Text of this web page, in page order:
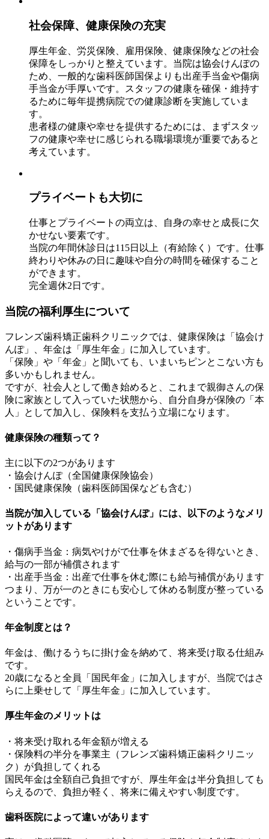
社会保障、健康保険の充実
厚生年金、労災保険、雇用保険、健康保険などの社会
保障をしっかりと整えています。当院は協会けんぽの
ため、一般的な歯科医師国保よりも出産手当金や傷病
手当金が手厚いです。スタッフの健康を確保・維持す
るために毎年提携病院での健康診断を実施していま
す。
患者様の健康や幸せを提供するためには、まずスタッ
フの健康や幸せに感じられる職場環境が重要であると
考えています。
プライベートも大切に
仕事とプライベートの両立は、自身の幸せと成長に欠
かせない要素です。
当院の年間休診日は115日以上（有給除く）です。仕事
終わりや休みの日に趣味や自分の時間を確保すること
ができます。
完全週休2日です。
当院の福利厚生について
フレンズ歯科矯正歯科クリニックでは、健康保険は「協会け
んぽ」、年金は「厚生年金」に加入しています。
「保険」や「年金」と聞いても、いまいちピンとこない方も
多いかもしれません。
ですが、社会人として働き始めると、これまで親御さんの保
険に家族として入っていた状態から、自分自身が保険の「本
人」として加入し、保険料を支払う立場になります。
健康保険の種類って？
主に以下の2つがあります
・協会けんぽ（全国健康保険協会）
・国民健康保険（歯科医師国保なども含む）
当院が加入している「協会けんぽ」には、以下のようなメリ
ットがあります
・傷病手当金：病気やけがで仕事を休まざるを得ないとき、
給与の一部が補償されます
・出産手当金：出産で仕事を休む際にも給与補償があります
つまり、万が一のときにも安心して休める制度が整っている
ということです。
年金制度とは？
年金は、働けるうちに掛け金を納めて、将来受け取る仕組み
です。
20歳になると全員「国民年金」に加入しますが、当院ではさ
らに上乗せして「厚生年金」に加入しています。
厚生年金のメリットは
・将来受け取れる年金額が増える
・保険料の半分を事業主（フレンズ歯科矯正歯科クリニッ
ク）が負担してくれる
国民年金は全額自己負担ですが、厚生年金は半分負担しても
らえるので、負担が軽く、将来に備えやすい制度です。
歯科医院によって違いがあります